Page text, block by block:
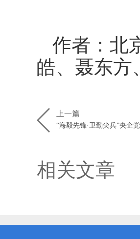
作者：北
皓、聂东方
上一篇
“海毅先锋·卫勤尖兵”央企
相关文章